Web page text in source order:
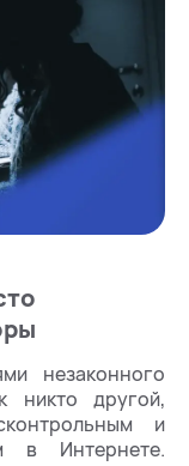
незаконного
никто другой,
и
в Интернете.